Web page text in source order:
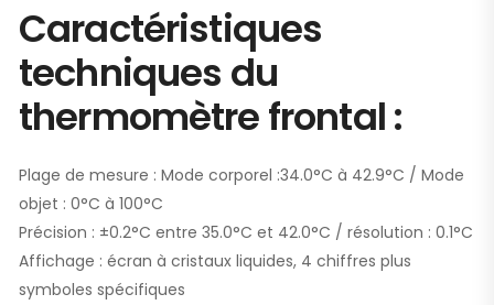
Caractéristiques
techniques du
thermomètre frontal :
Plage de mesure : Mode corporel :34.0°C à 42.9°C / Mode
objet : 0°C à 100°C
Précision : ±0.2°C entre 35.0°C et 42.0°C / résolution : 0.1°C
Affichage : écran à cristaux liquides, 4 chiffres plus
symboles spécifiques